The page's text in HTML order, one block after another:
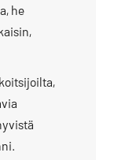
he